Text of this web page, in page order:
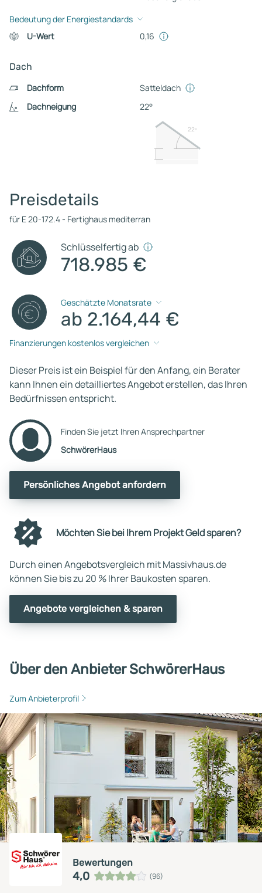
Bedeutung der Energiestandards
U-Wert
0,16
Dach
Dachform
Satteldach
Dachneigung
22°
22º
Preisdetails
für E 20-172.4 - Fertighaus mediterran
Schlüsselfertig ab
718.985 €
Geschätzte Monatsrate
ab 2.164,44 €
Finanzierungen kostenlos vergleichen
Dieser Preis ist ein Beispiel für den Anfang, ein Berater
kann Ihnen ein detailliertes Angebot erstellen, das Ihren
Bedürfnissen entspricht.
Finden Sie jetzt Ihren Ansprechpartner
SchwörerHaus
Persönliches Angebot anfordern
Möchten Sie bei Ihrem Projekt Geld sparen?
Durch einen Angebotsvergleich mit Massivhaus.de
können Sie bis zu 20 % Ihrer Baukosten sparen.
Angebote vergleichen & sparen
Über den Anbieter SchwörerHaus
Zum Anbieterprofil
Bewertungen
4,0 (96)